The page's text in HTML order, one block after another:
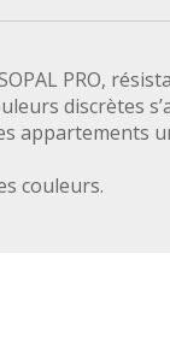
PRO,
discrètes
appartements
couleurs.